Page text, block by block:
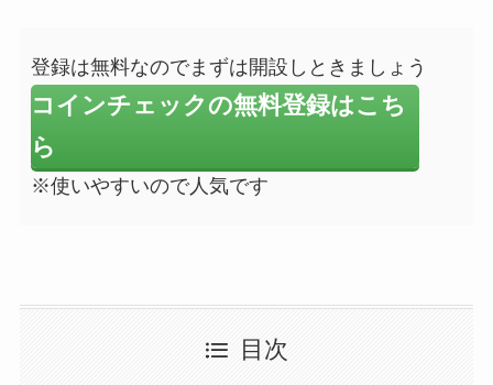
登録は無料なのでまずは開設しときましょう
コインチェックの無料登録はこち
ら
※使いやすいので人気です
目次